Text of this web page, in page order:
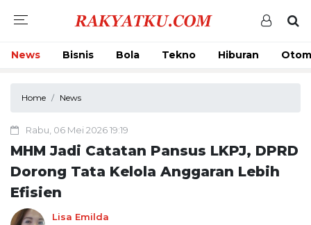
News Bisnis Bola Tekno Hiburan
Home News
Rabu, 06 Mei 2026 19:19
MHM Jadi Catatan Pansus LKPJ, DPRD
Dorong Tata Kelola Anggaran Lebih
Efisien
Lisa Emilda